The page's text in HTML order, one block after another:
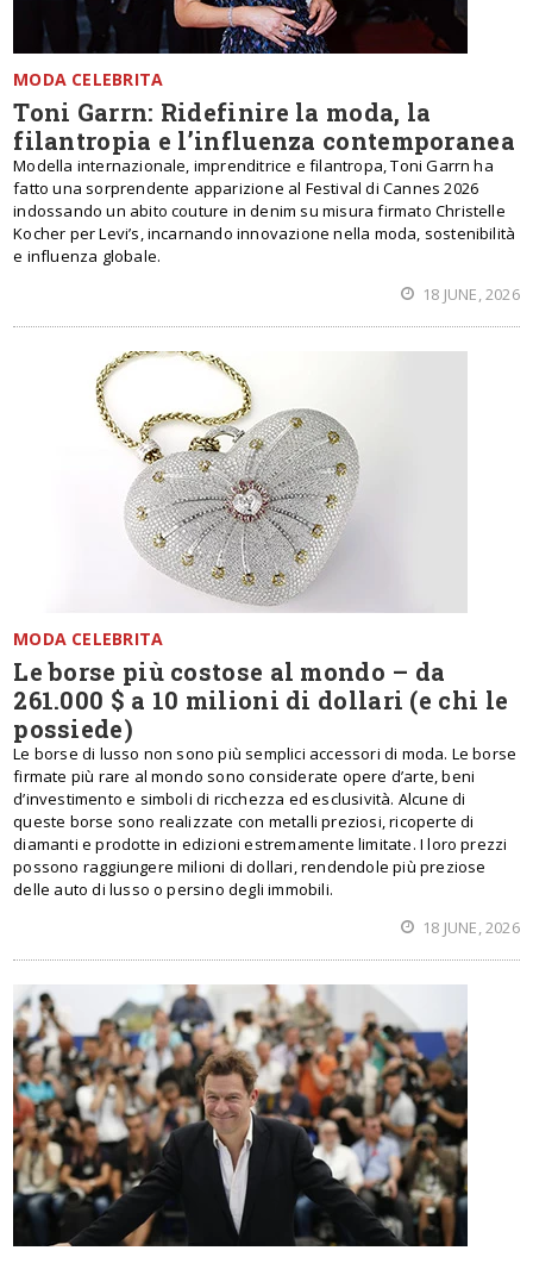
MODA CELEBRITA
Toni Garrn: Ridefinire la moda, la
filantropia e l’influenza contemporanea
Modella internazionale, imprenditrice e filantropa, Toni Garrn ha
fatto una sorprendente apparizione al Festival di Cannes 2026
indossando un abito couture in denim su misura firmato Christelle
Kocher per Levi’s, incarnando innovazione nella moda, sostenibilità
e influenza globale.
18 JUNE, 2026
MODA CELEBRITA
Le borse più costose al mondo – da
261.000 $ a 10 milioni di dollari (e chi le
possiede)
Le borse di lusso non sono più semplici accessori di moda. Le borse
firmate più rare al mondo sono considerate opere d’arte, beni
d’investimento e simboli di ricchezza ed esclusività. Alcune di
queste borse sono realizzate con metalli preziosi, ricoperte di
diamanti e prodotte in edizioni estremamente limitate. I loro prezzi
possono raggiungere milioni di dollari, rendendole più preziose
delle auto di lusso o persino degli immobili.
18 JUNE, 2026